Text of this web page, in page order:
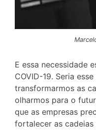
E essa necessidade
COVID-19. Seria
transformarmos as
olharmos para o
que as empresas
fortalecer as